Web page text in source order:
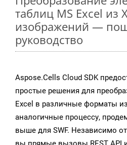
таблиц MS Excel из
изображений —
руководство
Aspose.Cells Cloud SDK
простые решения для
Excel в различные форматы
аналогичные процессу,
выше для SWF. Независимо от